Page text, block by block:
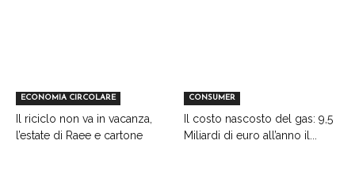
ECONOMIA CIRCOLARE
Il riciclo non va in vacanza,
l’estate di Raee e cartone
CONSUMER
Il costo nascosto del gas: 9,5
Miliardi di euro all’anno il...